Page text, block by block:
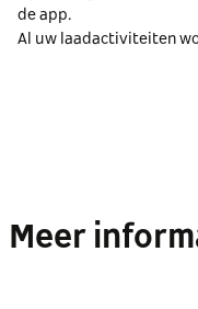
de app.
Al uw laadactiviteiten
Meer